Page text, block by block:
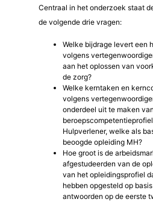
Centraal in het onderzoek staat
de volgende drie vragen:
Welke bijdrage levert een
volgens
aan het oplossen van
de zorg?
Welke kerntaken en
volgens
onderdeel uit te maken
Hulpverlener, welke als
beoogde opleiding MH?
Hoe groot is de
afgestudeerden van de
van het opleidingsprofiel
hebben opgesteld op
antwoorden op de eerste